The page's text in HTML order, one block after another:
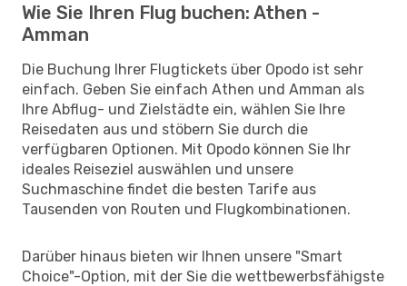
Wie Sie Ihren Flug buchen: Athen -
Amman
Die Buchung Ihrer Flugtickets über Opodo ist sehr
einfach. Geben Sie einfach Athen und Amman als
Ihre Abflug- und Zielstädte ein, wählen Sie Ihre
Reisedaten aus und stöbern Sie durch die
verfügbaren Optionen. Mit Opodo können Sie Ihr
ideales Reiseziel auswählen und unsere
Suchmaschine findet die besten Tarife aus
Tausenden von Routen und Flugkombinationen.
Darüber hinaus bieten wir Ihnen unsere "Smart
Choice"-Option, mit der Sie die wettbewerbsfähigste